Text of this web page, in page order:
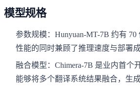
模型规格
参数规模：Hunyuan-MT-7B 约有
性能的同时兼顾了推理速度与部署成
融合模型：Chimera-7B 是业内首个
能够将多个翻译系统结果融合，生